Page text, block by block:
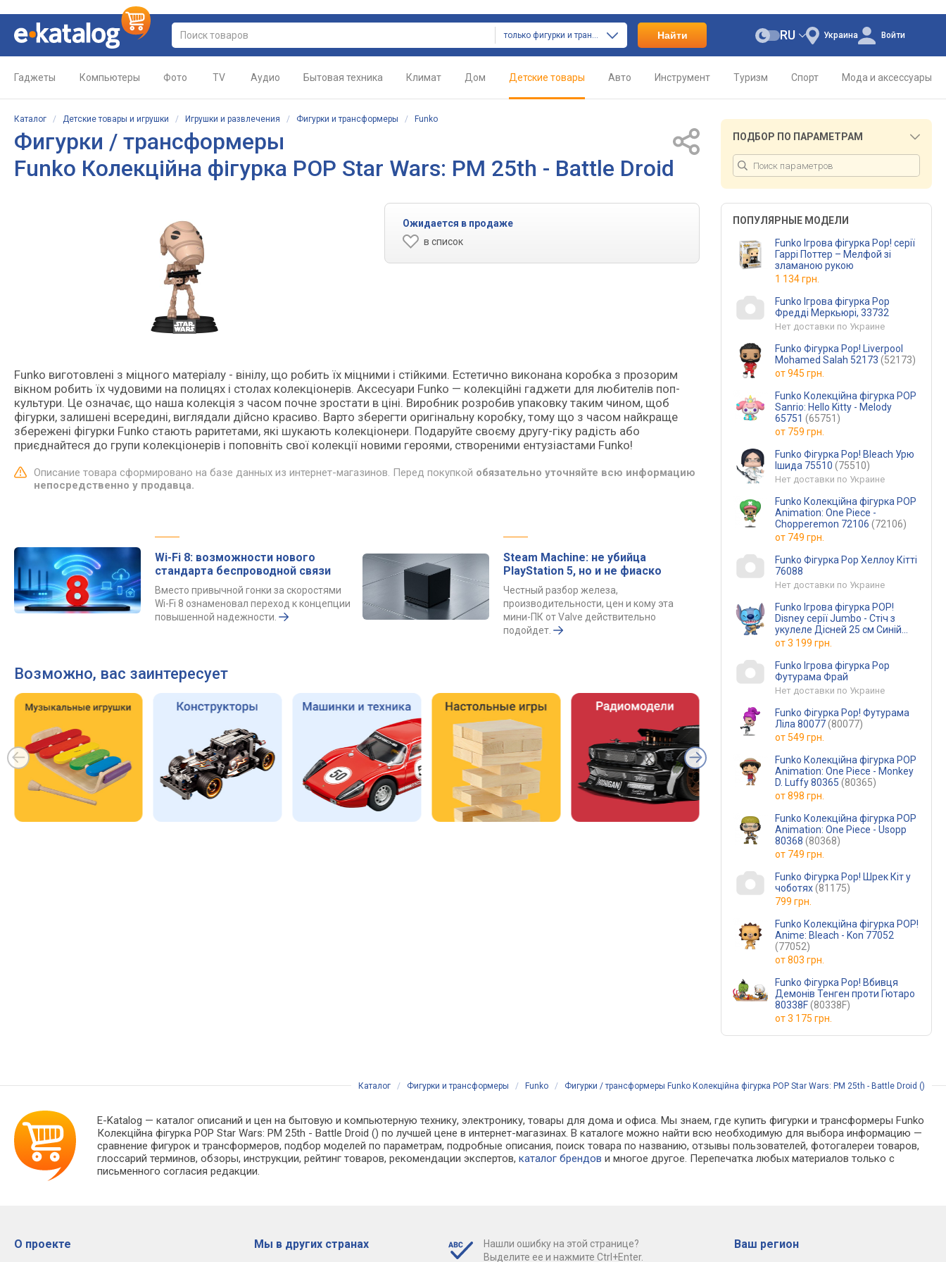
только фигурки и трансформеры Найти Украина
RU Войти
Гаджеты Компьютеры Фото TV Аудио Бытовая техника Климат Дом Детские товары Авто Инструмент Туризм Спорт Мода и аксессуары
Каталог / Детские товары и игрушки / Игрушки и развлечения / Фигурки и трансформеры / Funko
Фигурки / трансформеры
Funko Колекційна фігурка POP Star Wars: PM 25th - Battle Droid
Ожидается в продаже
в список
Funko виготовлені з міцного матеріалу - вінілу, що робить їх міцними і стійкими. Естетично виконана коробка з прозорим
вікном робить їх чудовими на полицях і столах колекціонерів. Аксесуари Funko — колекційні гаджети для любителів поп-
культури. Це означає, що наша колекція з часом почне зростати в ціні. Виробник розробив упаковку таким чином, щоб
фігурки, залишені всередині, виглядали дійсно красиво. Варто зберегти оригінальну коробку, тому що з часом найкраще
збережені фігурки Funko стають раритетами, які шукають колекціонери. Подаруйте своєму другу-гіку радість або
приєднайтеся до групи колекціонерів і поповніть свої колекції новими героями, створеними ентузіастами Funko!
Описание товара сформировано на базе данных из интернет-магазинов. Перед покупкой обязательно уточняйте всю информацию
непосредственно у продавца.
Wi-Fi 8: возможности нового
стандарта беспроводной связи
Вместо привычной гонки за скоростями
Wi-Fi 8 ознаменовал переход к концепции
повышенной надежности.
Steam Machine: не убийца
PlayStation 5, но и не фиаско
Честный разбор железа,
производительности, цен и кому эта
мини-ПК от Valve действительно
подойдет.
Возможно, вас заинтересует
ПОДБОР ПО ПАРАМЕТРАМ
ПОПУЛЯРНЫЕ МОДЕЛИ
Funko Ігрова фігурка Pop! серії
Гаррі Поттер – Мелфой зі
зламаною рукою
1 134 грн.
Funko Ігрова фігурка Pop
Фредді Меркьюрі, 33732
Нет доставки по Украине
Funko Фігурка Pop! Liverpool
Mohamed Salah 52173 (52173)
от945 грн.
Funko Колекційна фігурка POP
Sanrio: Hello Kitty - Melody
65751 (65751)
от 759 грн.
Funko Фігурка Pop! Bleach Урю
Ішида 75510 (75510)
Нет доставки по Украине
Funko Колекційна фігурка POP
Animation: One Piece -
Chopperemon 72106 (72106)
от 749 грн.
Funko Фігурка Pop Хеллоу Кітті
76088
Нет доставки по Украине
Funko Ігрова фігурка POP!
Disney серії Jumbo - Стіч з
укулеле Дісней 25 см Синій
колір
от3 199 грн.
Funko Ігрова фігурка Pop
Футурама Фрай
Нет доставки по Украине
Funko Фігурка Pop! Футурама
Ліла 80077(80077)
от549 грн.
Funko Колекційна фігурка POP
Animation: One Piece - Monkey
D. Luffy 80365 (80365)
от898 грн.
Funko Колекційна фігурка POP
Animation: One Piece - Usopp
80368 (80368)
от 749 грн.
Funko Фігурка Pop! Шрек Кіт у
чоботях(81175)
799 грн.
Funko Колекційна фігурка POP!
Anime: Bleach - Kon 77052
(77052)
от803 грн.
Funko Фігурка Pop! Вбивця
Демонів Тенген проти Гютаро
80338F(80338F)
от3 175 грн.
Каталог / Фигурки и трансформеры / Funko / Фигурки / трансформеры Funko Колекційна фігурка POP Star Wars: PM 25th - Battle Droid ()
E-Katalog — каталог описаний и цен на бытовую и компьютерную технику, электронику, товары для дома и офиса. Мы знаем, где купить фигурки и трансформеры Funko
Колекційна фігурка POP Star Wars: PM 25th - Battle Droid () по лучшей цене в интернет-магазинах. В каталоге можно найти всю необходимую для выбора информацию —
сравнение фигурок и трансформеров, подбор моделей по параметрам, подробные описания, поиск товара по названию, отзывы пользователей, фотогалереи товаров,
глоссарий терминов, обзоры, инструкции, рейтинг товаров, рекомендации экспертов,каталог брендов и многое другое. Перепечатка любых материалов только с
письменного согласия редакции.
О проекте Мы в других странах
Нашли ошибку на этой странице?
Выделите ее и нажмите Ctrl+Enter.
Ваш регион